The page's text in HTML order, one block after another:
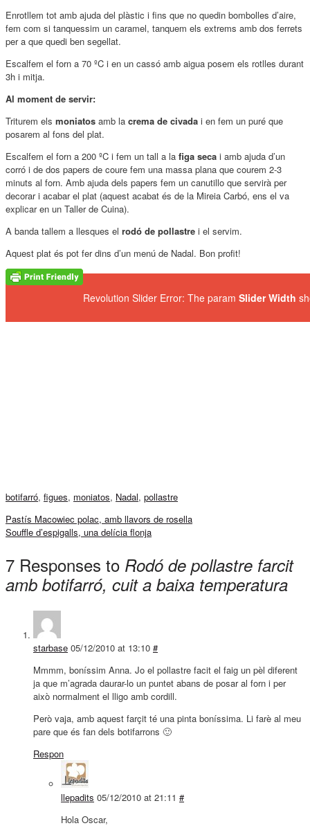
Enrotllem tot amb ajuda del plàstic i fins que no quedin bombolles d’aire,
fem com si tanquessim un caramel, tanquem els extrems amb dos ferrets
per a que quedi ben segellat.
Escalfem el forn a 70 ºC i en un cassó amb aigua posem els rotlles durant
3h i mitja.
Al moment de servir:
Triturem els moniatos amb la crema de civada i en fem un puré que
posarem al fons del plat.
Escalfem el forn a 200 ºC i fem un tall a la figa seca i amb ajuda d’un
corró i de dos papers de coure fem una massa plana que courem 2-3
minuts al forn. Amb ajuda dels papers fem un canutillo que servirà per
decorar i acabar el plat (aquest acabat és de la Mireia Carbó, ens el va
explicar en un Taller de Cuina).
A banda tallem a llesques el rodó de pollastre i el servim.
Aquest plat és pot fer dins d’un menú de Nadal. Bon profit!
Revolution Slider Error: The param Slider Width
botifarró, figues, moniatos, Nadal, pollastre
Pastís Macowiec polac, amb llavors de rosella
Souffle d’espigalls, una delícia flonja
7 Responses to Rodó de pollastre farcit
amb botifarró, cuit a baixa temperatura
starbase 05/12/2010 at 13:10 #
Mmmm, boníssim Anna. Jo el pollastre facit el faig un pèl diferent
ja que m’agrada daurar-lo un puntet abans de posar al forn i per
això normalment el lligo amb cordill.
Però vaja, amb aquest farçit té una pinta boníssima. Li farè al meu
pare que és fan dels botifarrons 🙂
Respon
llepadits 05/12/2010 at 21:11 #
Hola Oscar,